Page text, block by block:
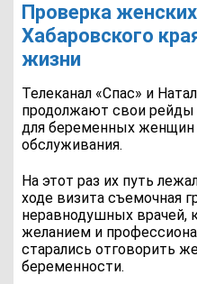
Проверка
Хабаровского
жизни
Телеканал «Спас» и
продолжают свои рейды
для беременных женщин
обслуживания.
На этот раз их путь
ходе визита съемочная
неравнодушных врачей,
желанием и
старались отговорить
беременности.